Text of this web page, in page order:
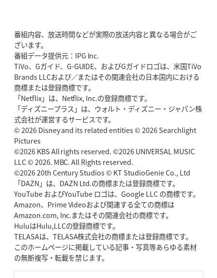
番組内容、放送時間などが実際の放送内容と異なる場合がご
ざいます。
番組データ提供元：IPG Inc.
TiVo、Gガイド、G-GUIDE、およびGガイドロゴは、米国TiVo
Brands LLCおよび／またはその関連会社の日本国内における
商標または登録商標です。
「Netflix」は、Netflix, Inc.の登録商標です。
「ディズニープラス」は、ウォルト・ディズニー・ジャパン株
式会社が運営するサービスです。
© 2026 Disney and its related entities © 2026 Searchlight
Pictures
©2026 KBS All rights reserved. ©2026 UNIVERSAL MUSIC
LLC © 2026. MBC. All Rights reserved.
©2026 20th Century Studios © KT StudioGenie Co., Ltd
「DAZN」は、DAZN Ltd.の商標または登録商標です。
YouTube およびYouTube ロゴは、Google LLC の商標です。
Amazon、Prime Videoおよび関連する全ての商標は
Amazon.com, Inc.またはその関連会社の商標です。
HuluはHulu,LLCの登録商標です。
TELASAは、TELASA株式会社の商標または登録商標です。
このホームページに掲載している記事・写真等あらゆる素材
の無断複写・転載を禁じます。